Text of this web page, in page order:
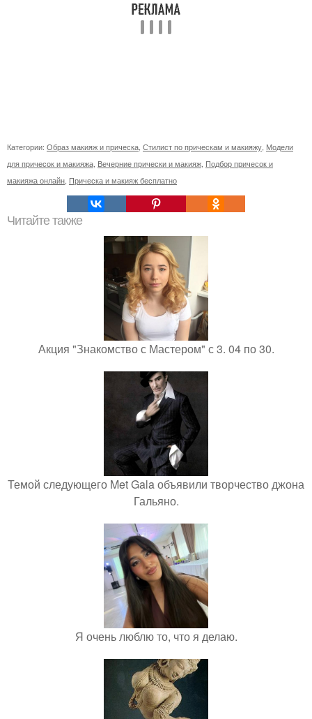
Категории: Образ макияж и прическа Стилист по прическам и макияжу Модели
для причесок и макияжа Вечерние прически и макияж Подбор причесок и
макияжа онлайн Прическа и макияж бесплатно
Читайте также
Акция "Знакомство с Мастером" с 3. 04 по 30.
Темой следующего Met Gala объявили творчество джона
Гальяно.
Я очень люблю то, что я делаю.